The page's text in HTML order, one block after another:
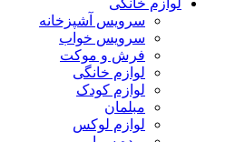
لوازم خانگی
سرویس آشپزخانه
سرویس خواب
فرش و موکت
لوازم خانگی
لوازم کودک
مبلمان
لوازم لوکس